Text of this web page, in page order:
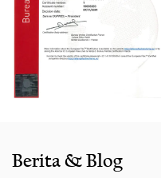
Dengan pengalaman
yang baik, produk kami
kota dan provinsi di
di negara -negara dan
Bangladesh, Kolombia,
dari katalog kami atau
Berita & Blog